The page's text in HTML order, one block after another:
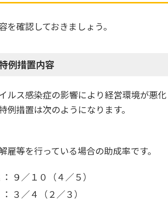
を確認しておきましょう。
例措置内容
ルス感染症の影響により経営環境が悪
例措置は次のようになります。
等を行っている場合の助成率です。
９／１０（４／５）
３／４（２／３）